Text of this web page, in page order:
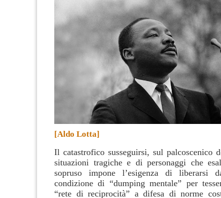
[Aldo Lotta]
Il catastrofico susseguirsi, sul palcoscenico
situazioni tragiche e di personaggi che
sopruso impone l’esigenza di liberarsi
condizione di “dumping mentale” per
“rete di reciprocità” a difesa di norme